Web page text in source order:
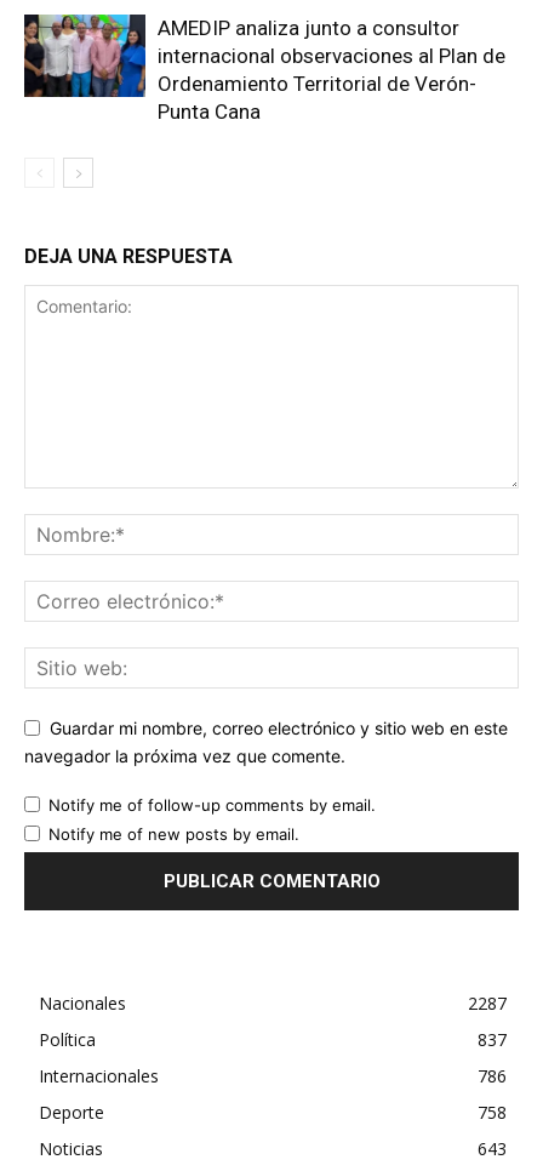
AMEDIP analiza junto a consultor
internacional observaciones al Plan de
Ordenamiento Territorial de Verón-
Punta Cana
DEJA UNA RESPUESTA
Guardar mi nombre, correo electrónico y sitio web en este
navegador la próxima vez que comente.
Notify me of follow-up comments by email.
Notify me of new posts by email.
Nacionales
2287
Política
837
Internacionales
786
Deporte
758
Noticias
643